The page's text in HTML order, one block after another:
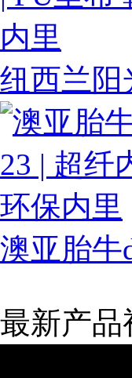
纽西兰阳
澳亚胎牛
最新产品